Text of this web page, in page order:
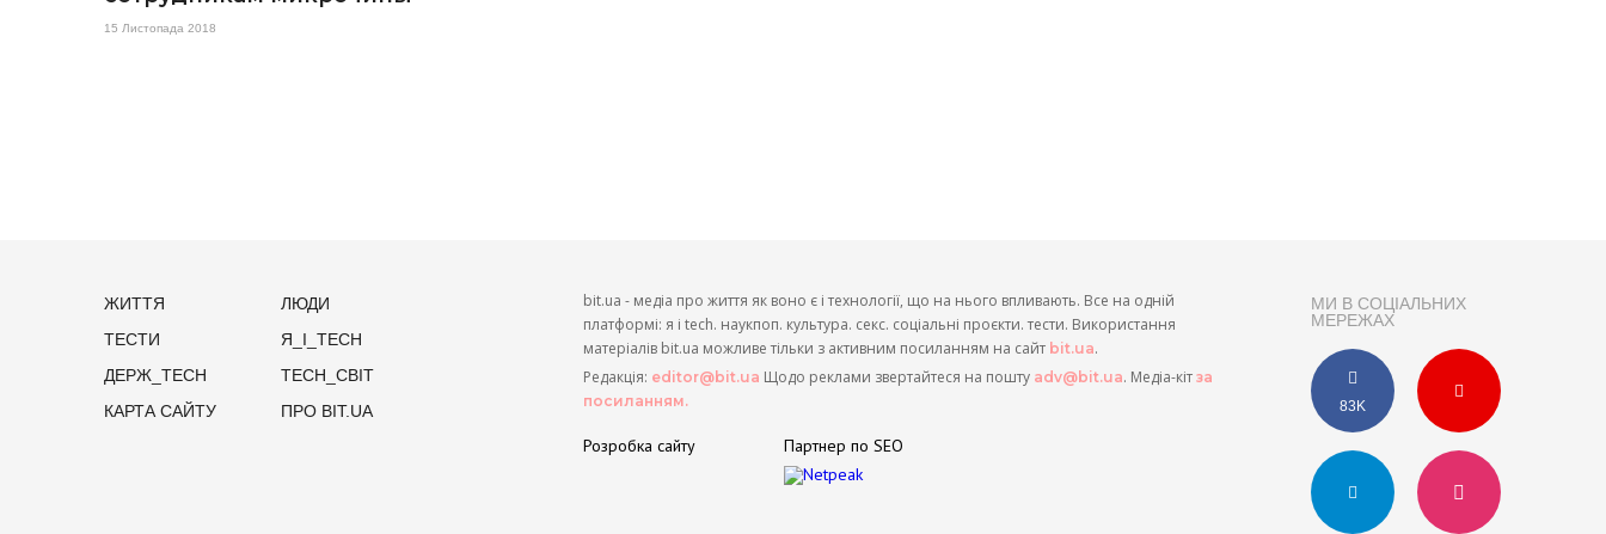
15 Листопада 2018
ЖИТТЯ
ЛЮДИ
ТЕСТИ
Я_І_TECH
ДЕРЖ_TECH
TECH_СВІТ
КАРТА САЙТУ
ПРО BIT.UA
МИ В СОЦІАЛЬНИХ
МЕРЕЖАХ
83K
bit.ua - медіа про життя як воно є і технології, що на нього впливають. Все на одній
платформі: я і tech. наукпоп. культура. секс. соціальні проєкти. тести. Використання
матеріалів bit.ua можливе тільки з активним посиланням на сайт bit.ua.
Редакція: editor@bit.ua Щодо реклами звертайтеся на пошту adv@bit.ua. Медіа-кіт за
посиланням.
Розробка сайту Партнер по SEO